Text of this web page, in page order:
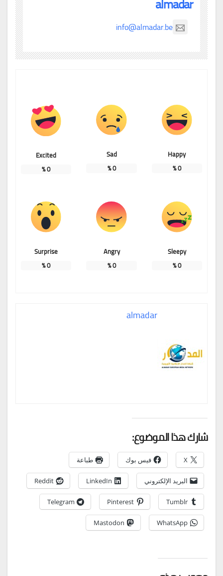
info@almadar.be
Happy
0
%
Sad
0
%
Excited
0
%
Sleepy
0
%
Angry
0
%
Surprise
0
%
almadar
شارك هذا الموضوع:
X فيس بوك طباعة
البريد الإلكتروني LinkedIn
Reddit
Tumblr
Pinterest
Telegram
WhatsApp
Mastodon